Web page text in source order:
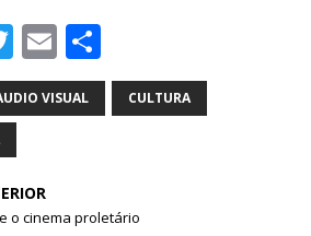
T
w
it
te
r
E
m
ai
h
ar
VISUAL CULTURA
o cinema proletário